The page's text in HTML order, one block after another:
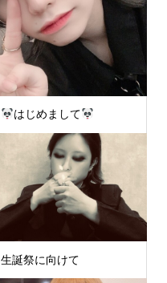
はじめまして
生誕祭に向けて